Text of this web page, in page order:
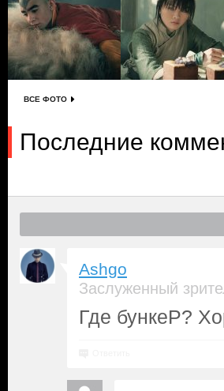
ВСЕ ФОТО
Последние
Ashgo
Заслуженный
Где бункеР?